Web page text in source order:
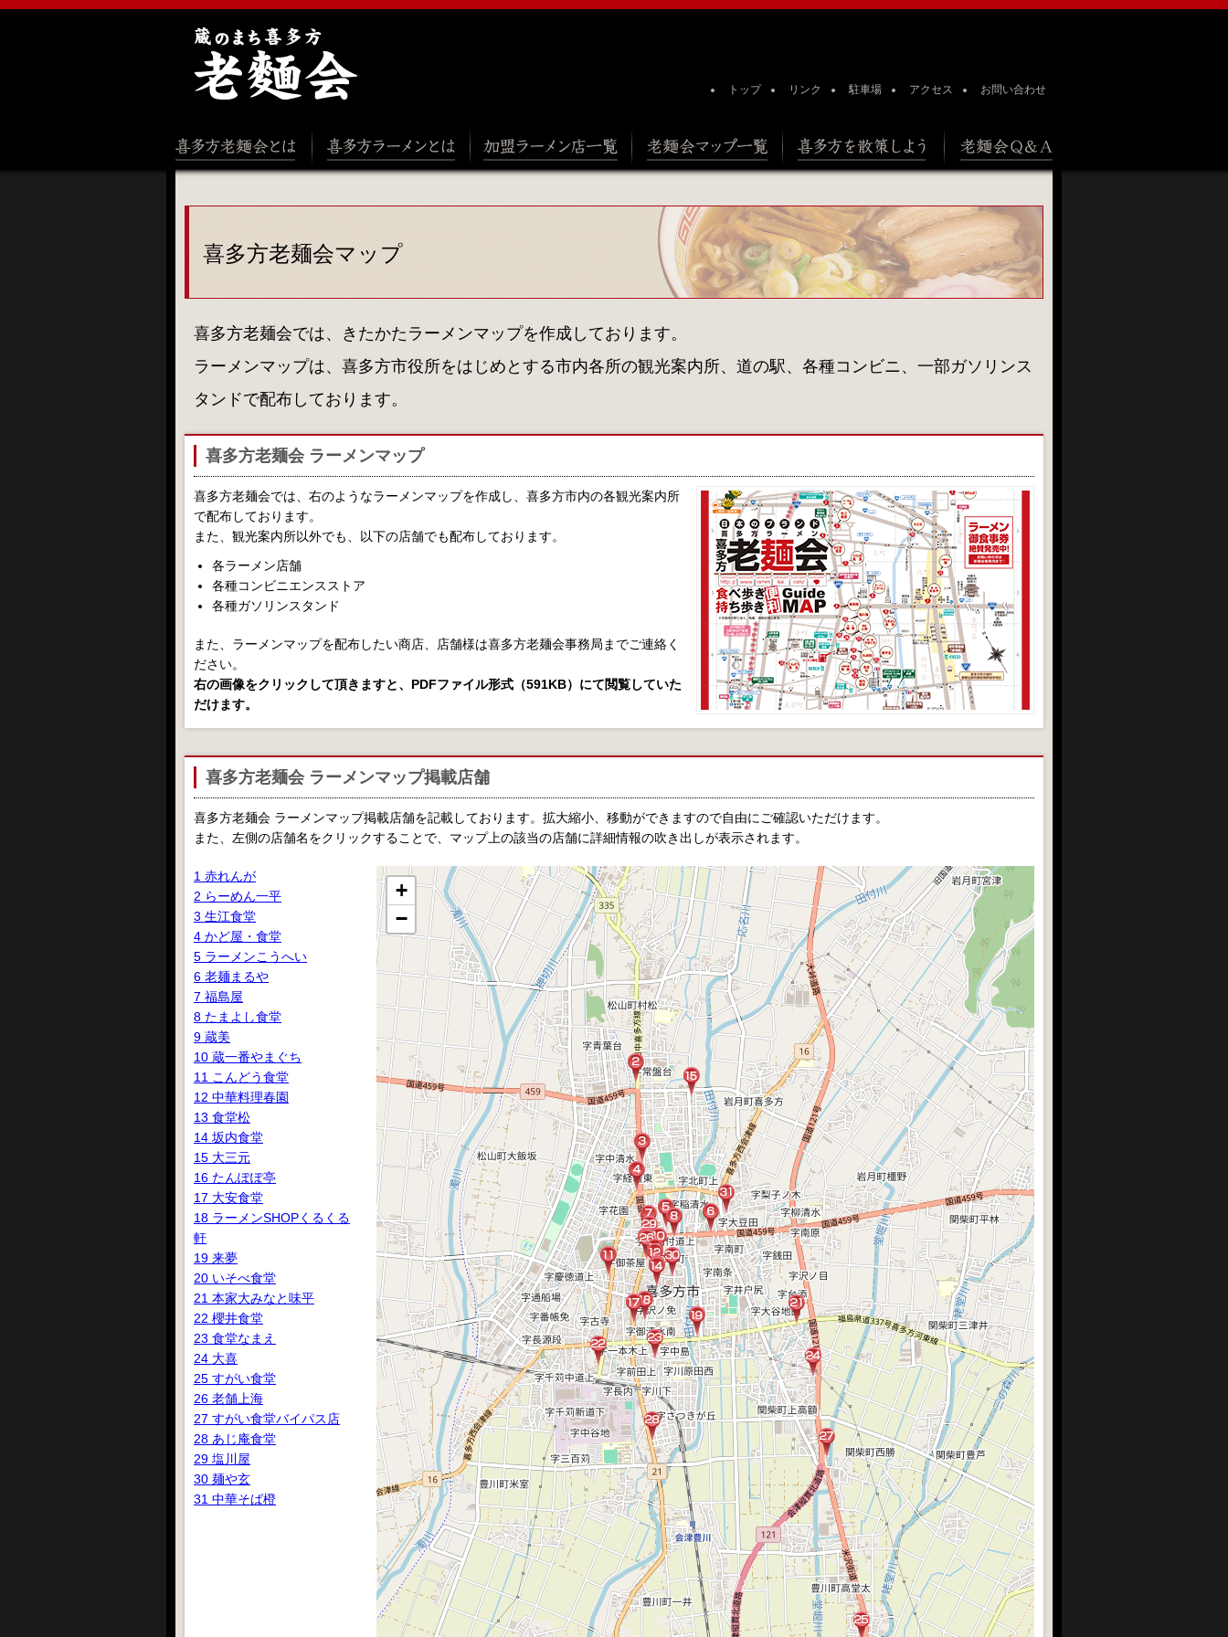
蔵のまち 喜多方老麺会
トップ リンク 駐車場 アクセス お問い合わせ
喜多方老麺会マップ
喜多方老麺会では、きたかたラーメンマップを作成しております。
ラーメンマップは、喜多方市役所をはじめとする市内各所の観光案内所、道の駅、各種コンビニ、一部ガソリンス
タンドで配布しております。
喜多方老麺会 ラーメンマップ
喜多方老麺会では、右のようなラーメンマップを作成し、喜多方市内の各観光案内所
で配布しております。
また、観光案内所以外でも、以下の店舗でも配布しております。
各ラーメン店舗
各種コンビニエンスストア
各種ガソリンスタンド
また、ラーメンマップを配布したい商店、店舗様は喜多方老麺会事務局までご連絡く
ださい。
右の画像をクリックして頂きますと、PDFファイル形式（591KB）にて閲覧していた
だけます。
喜多方老麺会 ラーメンマップ掲載店舗
喜多方老麺会 ラーメンマップ掲載店舗を記載しております。拡大縮小、移動ができますので自由にご確認いただけます。
また、左側の店舗名をクリックすることで、マップ上の該当の店舗に詳細情報の吹き出しが表示されます。
1 赤れんが
2 らーめん一平
3 生江食堂
4 かど屋・食堂
5 ラーメンこうへい
6 老麺まるや
7 福島屋
8 たまよし食堂
9 蔵美
10 蔵一番やまぐち
11 こんどう食堂
12 中華料理春園
13 食堂松
14 坂内食堂
15 大三元
16 たんぽぽ亭
17 大安食堂
18 ラーメンSHOPくるくる
軒
19 来夢
20 いそべ食堂
21 本家大みなと味平
22 櫻井食堂
23 食堂なまえ
24 大喜
25 すがい食堂
26 老舗上海
27 すがい食堂バイパス店
28 あじ庵食堂
29 塩川屋
30 麺や玄
31 中華そば橙
+
−